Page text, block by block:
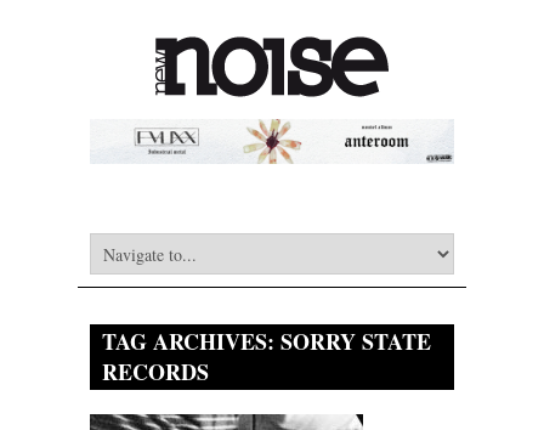
TAG ARCHIVES: SORRY STATE
RECORDS